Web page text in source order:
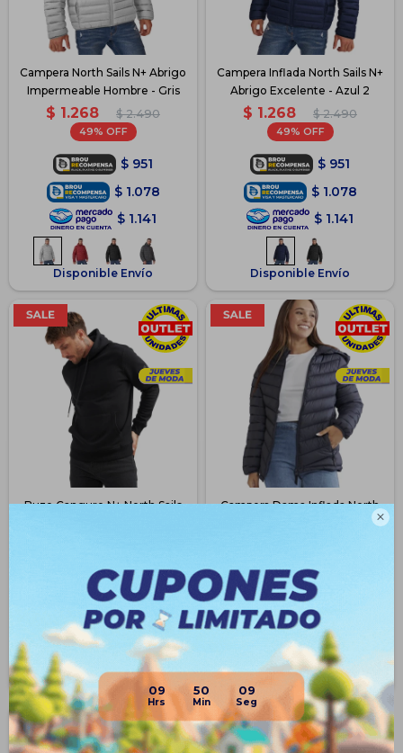

09 50 09
Campera North Sails N+ Abrigo
Impermeable Hombre - Gris
$ 1.268 $ 2.490
49
$ 951
$ 1.078
$ 1.141
Disponible Envío
Campera Inflada North Sails N+
Abrigo Excelente - Azul 2
$ 1.268 $ 2.490
49
$ 951
$ 1.078
$ 1.141
Disponible Envío
Buzo Canguro N+ North Sails
$ 614
$ 695
$ 736
Disponible Envío
Campera Dama Inflada North
Sails N+ Excelente Abrigo -
$
$
$ 1.209
Disponible Envío